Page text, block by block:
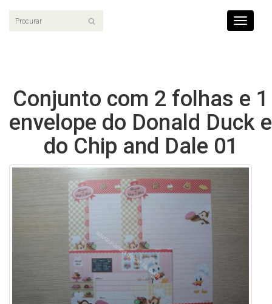
Toggle
Conjunto com 2 folhas e 1
envelope do Donald Duck e
do Chip and Dale 01